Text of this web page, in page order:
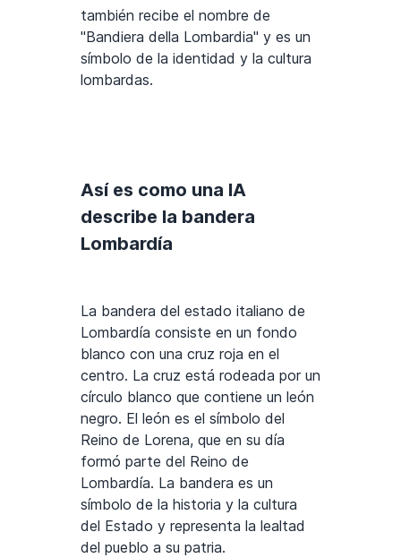
también recibe el nombre de
"Bandiera della Lombardia" y es un
símbolo de la identidad y la cultura
lombardas.
Así es como una IA
describe la bandera
Lombardía
La bandera del estado italiano de
Lombardía consiste en un fondo
blanco con una cruz roja en el
centro. La cruz está rodeada por un
círculo blanco que contiene un león
negro. El león es el símbolo del
Reino de Lorena, que en su día
formó parte del Reino de
Lombardía. La bandera es un
símbolo de la historia y la cultura
del Estado y representa la lealtad
del pueblo a su patria.